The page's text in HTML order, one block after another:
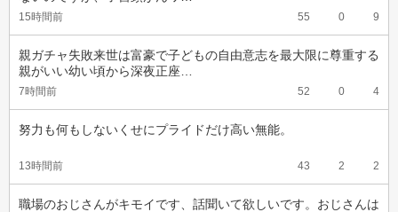
15時間前 55 0 9
親ガチャ失敗来世は富豪で子どもの自由意志を最大限に尊重する
親がいい幼い頃から深夜正座…
7時間前 52 0 4
努力も何もしないくせにプライドだけ高い無能。
13時間前 43 2 2
職場のおじさんがキモイです、話聞いて欲しいです。おじさんは